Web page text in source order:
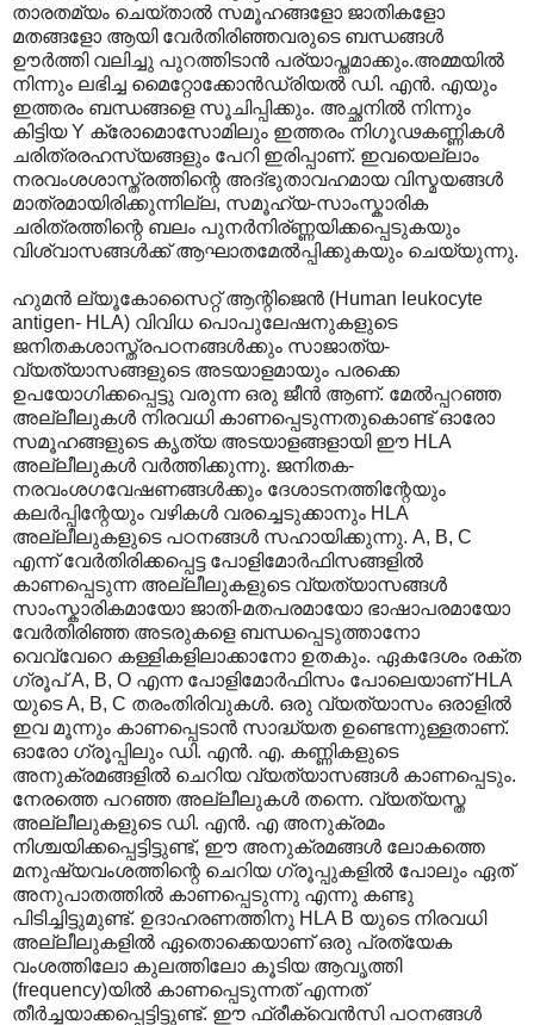
താരതമ്യം ചെയ്താല്‍ സമൂഹങ്ങളോ ജാതികളോ
മതങ്ങളോ ആയി വേര്‍തിരിഞ്ഞവരുടെ ബന്ധങ്ങള്‍
ഊര്‍ത്തി വലിച്ചു പുറത്തിടാന്‍ പര്യാപ്തമാക്കും.അമ്മയില്‍
നിന്നും ലഭിച്ച മൈറ്റോക്കോന്‍ഡ്രിയല്‍ ഡി. എന്‍. എയും
ഇത്തരം ബന്ധങ്ങളെ സൂചിപ്പിക്കും. അച്ഛനില്‍ നിന്നും
കിട്ടിയ Y ക്രോമൊസോമിലും ഇത്തരം നിഗൂഢകണ്ണികള്‍
ചരിത്രരഹസ്യങ്ങളും പേറി ഇരിപ്പാണ്. ഇവയെല്ലാം
നരവംശശാസ്ത്രത്തിന്റെ അദ്ഭുതാവഹമായ വിസ്മയങ്ങള്‍
മാത്രമായിരിക്കുന്നില്ല, സമൂഹ്യ-സാംസ്കാരിക
ചരിത്രത്തിന്റെ ബലം പുനര്‍നിര്ണ്ണയിക്കപ്പെടുകയും
വിശ്വാസങ്ങള്‍ക്ക് ആഘാതമേല്‍പ്പിക്കുകയും ചെയ്യുന്നു.
ഹുമന്‍ ല്യൂകോസൈറ്റ് ആന്റിജെന്‍ (Human leukocyte
antigen- HLA) വിവിധ പൊപുലേഷനുകളുടെ
ജനിതകശാസ്ത്രപഠനങ്ങള്‍ക്കും സാജാത്യ-
വ്യത്യാസങ്ങളുടെ അടയാളമായും പരക്കെ
ഉപയോഗിക്കപ്പെട്ടു വരുന്ന ഒരു ജീന്‍ ആണ്. മേല്‍പ്പറഞ്ഞ
അല്ലീലുകള്‍ നിരവധി കാണപ്പെടുന്നതുകൊണ്ട് ഓരോ
സമൂഹങ്ങളുടെ കൃത്യ അടയാളങ്ങളായി ഈ HLA
അല്ലീലുകള്‍ വര്‍ത്തിക്കുന്നു. ജനിതക-
നരവംശഗവേഷണങ്ങള്‍ക്കും ദേശാടനത്തിന്റേയും
കലര്‍പ്പിന്റേയും വഴികള്‍ വരച്ചെടുക്കാനും HLA
അല്ലീലുകളുടെ പഠനങ്ങള്‍ സഹായിക്കുന്നു. A, B, C
എന്ന് വേര്‍തിരിക്കപ്പെട്ട പോളിമോര്‍ഫിസങ്ങളില്‍
കാണപ്പെടുന്ന അല്ലീലുകളുടെ വ്യത്യാസങ്ങള്‍
സാംസ്കാരികമായോ ജാതി-മതപരമായോ ഭാഷാപരമായോ
വേര്‍തിരിഞ്ഞ അടരുകളെ ബന്ധപ്പെടുത്താനോ
വെവ്വേറെ കള്ളികളിലാക്കാനോ ഉതകും. ഏകദേശം രക്ത
ഗ്രൂപ് A, B, O എന്ന പോളിമോര്‍ഫിസം പോലെയാണ് HLA
യുടെ A, B, C തരംതിരിവുകള്‍. ഒരു വ്യത്യാസം ഒരാളില്‍
ഇവ മൂന്നും കാണപ്പെടാന്‍ സാദ്ധ്യത ഉണ്ടെന്നുള്ളതാണ്.
ഓരോ ഗ്രൂപ്പിലും ഡി. എന്‍. എ. കണ്ണികളുടെ
അനുക്രമങ്ങളില്‍ ചെറിയ വ്യത്യാസങ്ങള്‍ കാണപ്പെടും.
നേരത്തെ പറഞ്ഞ അല്ലീലുകള്‍ തന്നെ. വ്യത്യസ്ത
അല്ലീലുകളുടെ ഡി. എന്‍. എ അനുക്രമം
നിശ്ചയിക്കപ്പെട്ടിട്ടുണ്ട്, ഈ അനുക്രമങ്ങള്‍ ലോകത്തെ
മനുഷ്യവംശത്തിന്റെ ചെറിയ ഗ്രൂപ്പുകളില്‍ പോലും ഏത്
അനുപാതത്തില്‍ കാണപ്പെടുന്നു എന്നു കണ്ടു
പിടിച്ചിട്ടുമുണ്ട്. ഉദാഹരണത്തിനു HLA B യുടെ നിരവധി
അല്ലീലുകളില്‍ ഏതൊക്കെയാണ് ഒരു പ്രത്യേക
വംശത്തിലോ കുലത്തിലോ കൂടിയ ആവൃത്തി
(frequency)യില്‍ കാണപ്പെടുന്നത് എന്നത്
തീര്‍ച്ചയാക്കപ്പെട്ടിട്ടുണ്ട്. ഈ ഫ്രീക്വെന്‍സി പഠനങ്ങള്‍